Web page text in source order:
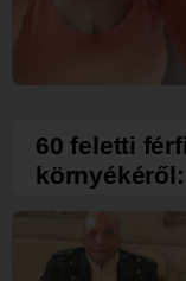
60 feletti
környékéről: